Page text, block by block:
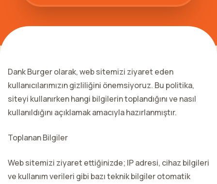
Dank Burger olarak, web sitemizi ziyaret eden
kullanıcılarımızın gizliliğini önemsiyoruz. Bu politika,
siteyi kullanırken hangi bilgilerin toplandığını ve nasıl
kullanıldığını açıklamak amacıyla hazırlanmıştır.
Toplanan Bilgiler
Web sitemizi ziyaret ettiğinizde; IP adresi, cihaz bilgileri
ve kullanım verileri gibi bazı teknik bilgiler otomatik